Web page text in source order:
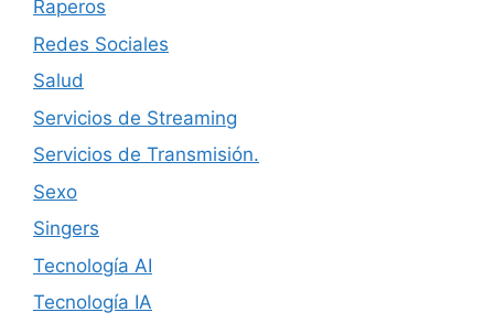
Raperos
Redes Sociales
Salud
Servicios de Streaming
Servicios de Transmisión.
Sexo
Singers
Tecnología AI
Tecnología IA